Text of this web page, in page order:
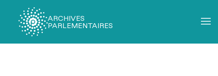
ARCHIVES
PARLEMENTAIRES